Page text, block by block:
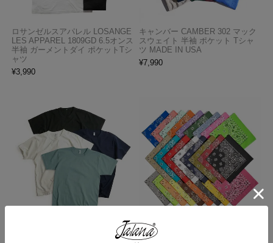
ロサンゼルスアパレル LOSANGE
LES APPAREL 1809GD 6.5オンス
半袖 ガーメントダイ ポケットTシ
ャツ
¥3,990
キャンバー CAMBER 302 マック
スウェイト 半袖 ポケット Tシャ
ツ MADE IN USA
¥7,990
ロサンゼルスアパレル LOSANGE
LES APPAREL 1203GD 8.5オンス
ハバハンク HAV-A-HANK バンダ
ナ アメリカ製 トラディショナル